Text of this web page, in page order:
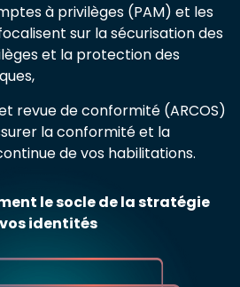
à privilèges (PAM) et les
sur la sécurisation des
et la protection des
revue de conformité (ARCOS)
la conformité et la
de vos habilitations.
le socle de la stratégie
identités